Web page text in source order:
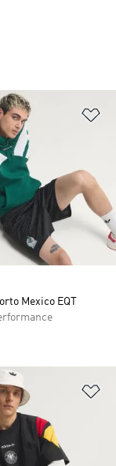
de deseos
Mexico EQT
de deseos